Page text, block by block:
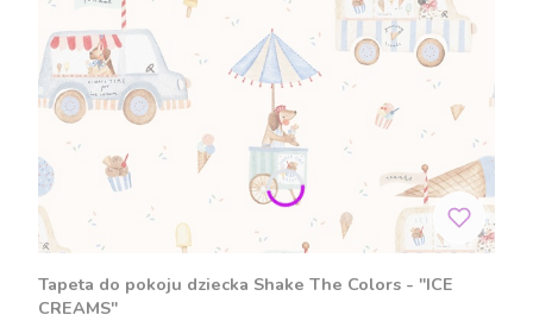
Tapeta do pokoju dziecka Shake The Colors - "ICE
CREAMS"